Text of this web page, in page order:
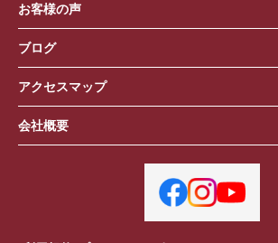
お客様の声
ブログ
アクセスマップ
会社概要